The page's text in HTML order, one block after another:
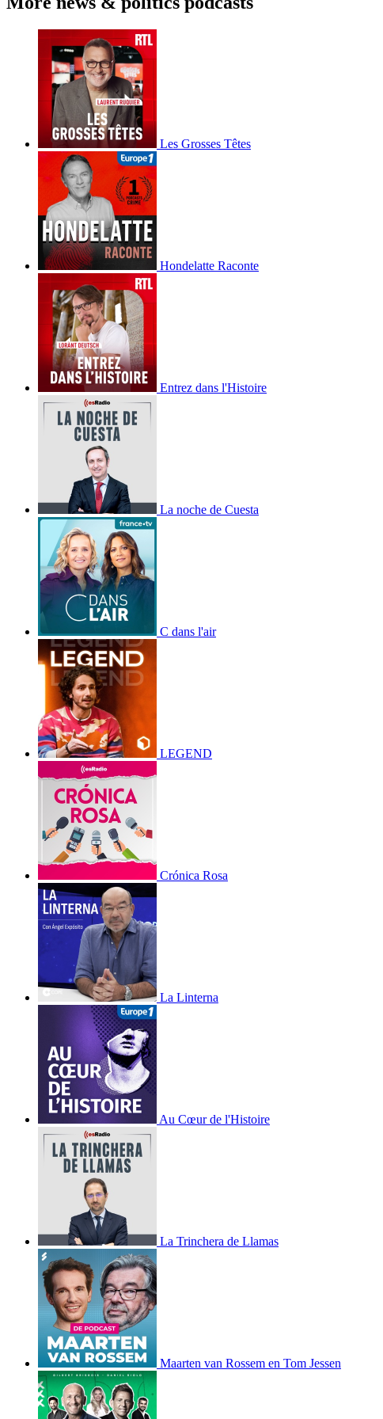
Les Grosses Têtes
Hondelatte Raconte
Entrez dans l'Histoire
La noche de Cuesta
C dans l'air
LEGEND
Crónica Rosa
La Linterna
Au Cœur de l'Histoire
La Trinchera de Llamas
Maarten van Rossem en Tom Jessen